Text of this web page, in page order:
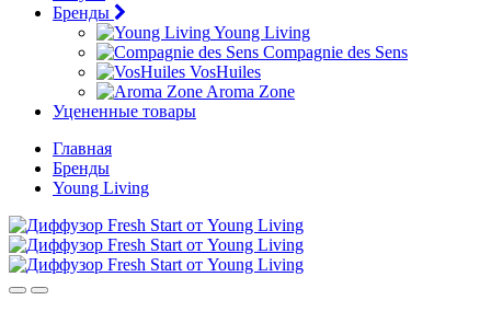
Бренды
Young Living
Compagnie des Sens
VosHuiles
Aroma Zone
Уцененные товары
Главная
Бренды
Young Living